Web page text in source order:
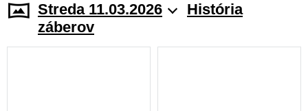
Streda 11.03.2026
História
záberov